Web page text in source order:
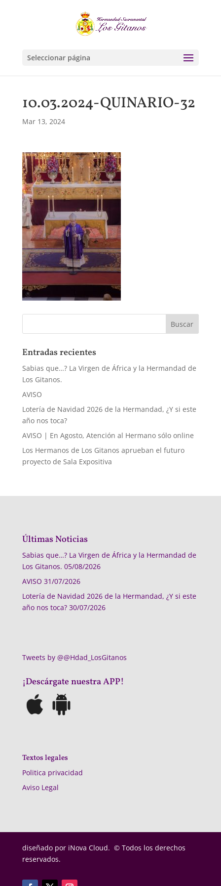
Seleccionar página
10.03.2024-QUINARIO-32
Mar 13, 2024
Entradas recientes
Sabias que…? La Virgen de África y la Hermandad de
Los Gitanos.
AVISO
Lotería de Navidad 2026 de la Hermandad, ¿Y si este
año nos toca?
AVISO | En Agosto, Atención al Hermano sólo online
Los Hermanos de Los Gitanos aprueban el futuro
proyecto de Sala Expositiva
Últimas Noticias
Sabias que…? La Virgen de África y la Hermandad de
Los Gitanos. 05/08/2026
AVISO 31/07/2026
Lotería de Navidad 2026 de la Hermandad, ¿Y si este
año nos toca? 30/07/2026
Tweets by @@Hdad_LosGitanos
¡Descárgate nuestra APP!
Textos legales
Politica privacidad
Aviso Legal
diseñado por iNova Cloud. © Todos los derechos
reservados.